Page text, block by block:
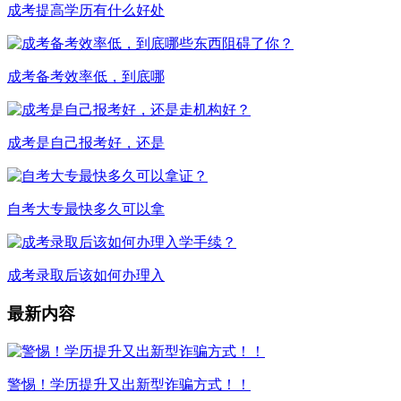
成考提高学历有什么好处
成考备考效率低，到底哪
成考是自己报考好，还是
自考大专最快多久可以拿
成考录取后该如何办理入
最新内容
警惕！学历提升又出新型诈骗方式！！